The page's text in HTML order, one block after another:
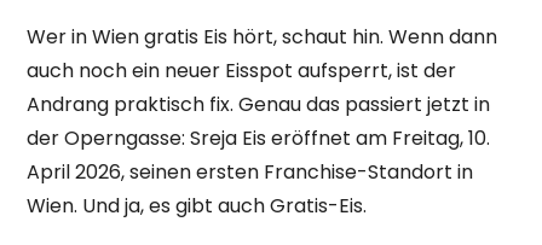
Wer in Wien gratis Eis hört, schaut hin. Wenn dann
auch noch ein neuer Eisspot aufsperrt, ist der
Andrang praktisch fix. Genau das passiert jetzt in
der Operngasse: Sreja Eis eröffnet am Freitag, 10.
April 2026, seinen ersten Franchise-Standort in
Wien. Und ja, es gibt auch Gratis-Eis.